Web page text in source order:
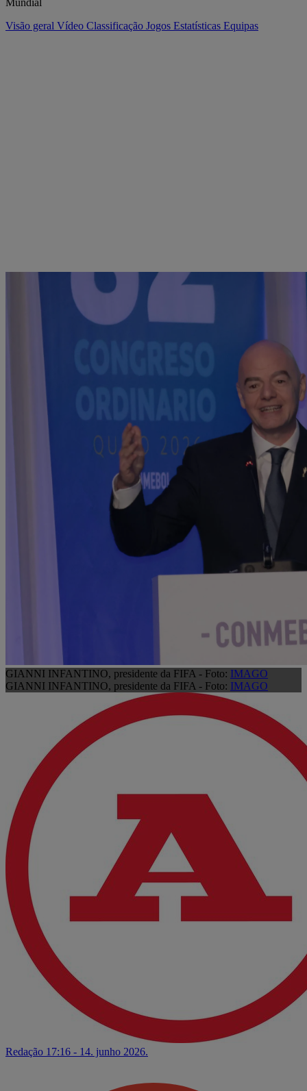
Mundial
Visão geral Vídeo Classificação Jogos Estatísticas Equipas
GIANNI INFANTINO, presidente da FIFA - Foto: IMAGO
GIANNI INFANTINO, presidente da FIFA - Foto: IMAGO
Redação 17:16 - 14. junho 2026.